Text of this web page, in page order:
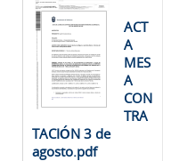
ACT
A
MES
A
CON
TRA
TACIÓN 3 de
agosto.pdf